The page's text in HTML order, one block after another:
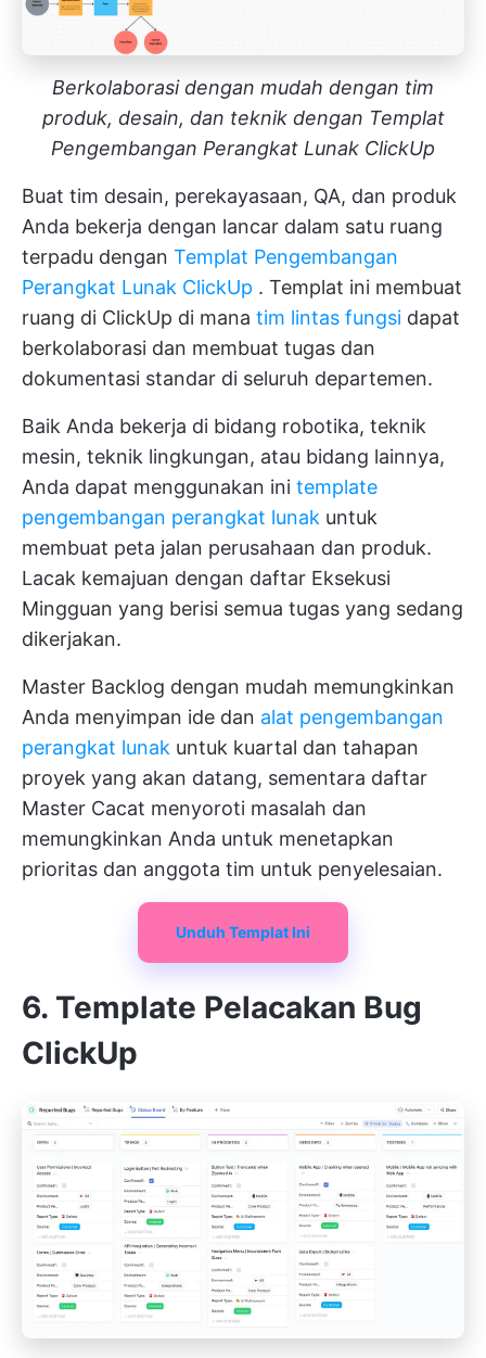
Berkolaborasi dengan mudah dengan tim
produk, desain, dan teknik dengan Templat
Pengembangan Perangkat Lunak ClickUp
Buat tim desain, perekayasaan, QA, dan produk
Anda bekerja dengan lancar dalam satu ruang
terpadu dengan Templat Pengembangan
Perangkat Lunak ClickUp . Templat ini membuat
ruang di ClickUp di mana tim lintas fungsi dapat
berkolaborasi dan membuat tugas dan
dokumentasi standar di seluruh departemen.
Baik Anda bekerja di bidang robotika, teknik
mesin, teknik lingkungan, atau bidang lainnya,
Anda dapat menggunakan ini template
pengembangan perangkat lunak untuk
membuat peta jalan perusahaan dan produk.
Lacak kemajuan dengan daftar Eksekusi
Mingguan yang berisi semua tugas yang sedang
dikerjakan.
Master Backlog dengan mudah memungkinkan
Anda menyimpan ide dan alat pengembangan
perangkat lunak untuk kuartal dan tahapan
proyek yang akan datang, sementara daftar
Master Cacat menyoroti masalah dan
memungkinkan Anda untuk menetapkan
prioritas dan anggota tim untuk penyelesaian.
Unduh Templat Ini
6. Template Pelacakan Bug
ClickUp